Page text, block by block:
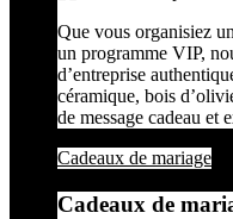
Que vous organisiez
un programme VIP,
d’entreprise
céramique, bois
de message cadeau et
Cadeaux de mariage
Cadeaux de